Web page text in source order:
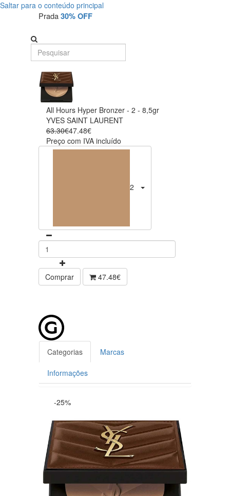
Saltar para o conteúdo principal
Prada30% OFF
All Hours Hyper Bronzer - 2 - 8,5gr
YVES SAINT LAURENT
63.30€47.48€
Preço com IVA incluído
2
Comprar 47.48€
Categorias Marcas
Informações
-25%